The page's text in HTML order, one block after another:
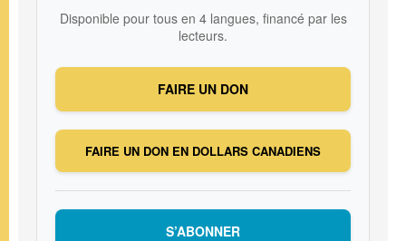
Disponible pour tous en 4 langues, financé par les
lecteurs.
FAIRE UN DON
FAIRE UN DON EN DOLLARS CANADIENS
S’ABONNER